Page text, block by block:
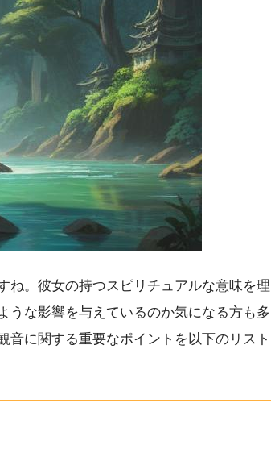
ね。彼女の持つスピリチュアルな意味を理
うな影響を与えているのか気になる方も多
音に関する重要なポイントを以下のリスト